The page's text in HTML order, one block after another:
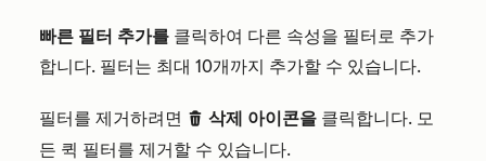
빠른 필터 추가를 클릭하여 다른 속성을 필터로 추가
합니다. 필터는 최대 10개까지 추가할 수 있습니다.
필터를 제거하려면 delete 삭제 아이콘을 클릭합니다. 모
든 퀵 필터를 제거할 수 있습니다.